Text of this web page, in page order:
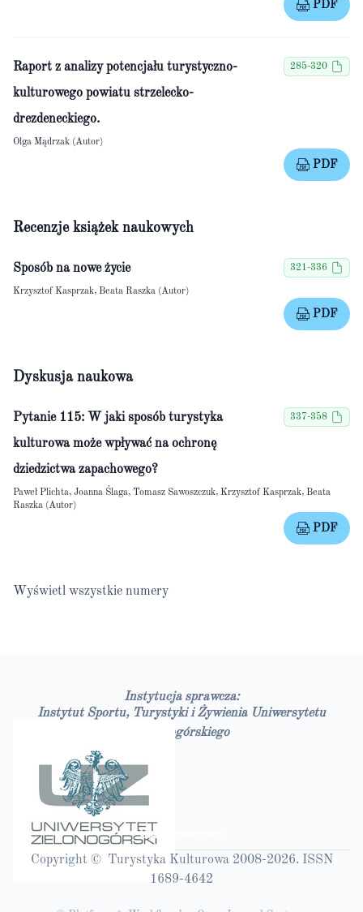
PDF
Raport z analizy potencjału turystyczno-
kulturowego powiatu strzelecko-
drezdeneckiego.
285-320
Olga Mądrzak (Autor)
PDF
Recenzje książek naukowych
Sposób na nowe życie 321-336
Krzysztof Kasprzak, Beata Raszka (Autor)
PDF
Dyskusja naukowa
Pytanie 115: W jaki sposób turystyka
kulturowa może wpływać na ochronę
dziedzictwa zapachowego?
337-358
Paweł Plichta, Joanna Ślaga, Tomasz Sawoszczuk, Krzysztof Kasprzak, Beata
Raszka (Autor)
PDF
Wyświetl wszystkie numery
Instytucja sprawcza:
Instytut Sportu, Turystyki i Żywienia Uniwersytetu
Zielonogórskiego
Bazy czasopism
Copyright © Turystyka Kulturowa 2008-2026. ISSN
1689-4642